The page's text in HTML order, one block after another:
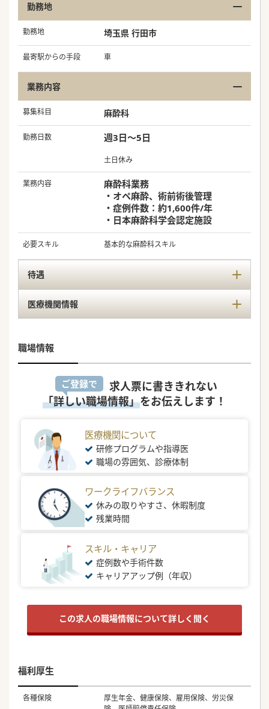
勤務地
勤務地 埼玉県 行田市
最寄駅からの手段 車
業務内容
募集科目 麻酔科
勤務日数 週3日～5日
土日休み
業務内容
麻酔科業務
・オペ麻酔、術前術後管理
・症例件数：約1,600件/年
・日本麻酔科学会認定施設
必要スキル 基本的な麻酔科スキル
待遇
医療機関情報
職場情報
ご登録で
求人票に書ききれない
「詳しい職場情報」をお伝えします！
医療機関について
研修プログラムや指導医
職場の雰囲気、診療体制
ワークライフバランス
休みの取りやすさ、休暇制度
残業時間
スキル・キャリア
症例数や手術件数
キャリアアップ例（年収）
この求人の職場情報について詳しく聞く
福利厚生
各種保険
厚生年金、健康保険、雇用保険、労災保